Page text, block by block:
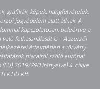
grafikák, képek, hangfelvételek,
jogvédelem alatt állnak. A
kapcsolatosan, beleértve a
felhasználását is – A szerzői
értelmében a törvény
piacairól szóló európai
(EU) 2019/790 Irányelve) 4. cikke
Kft.